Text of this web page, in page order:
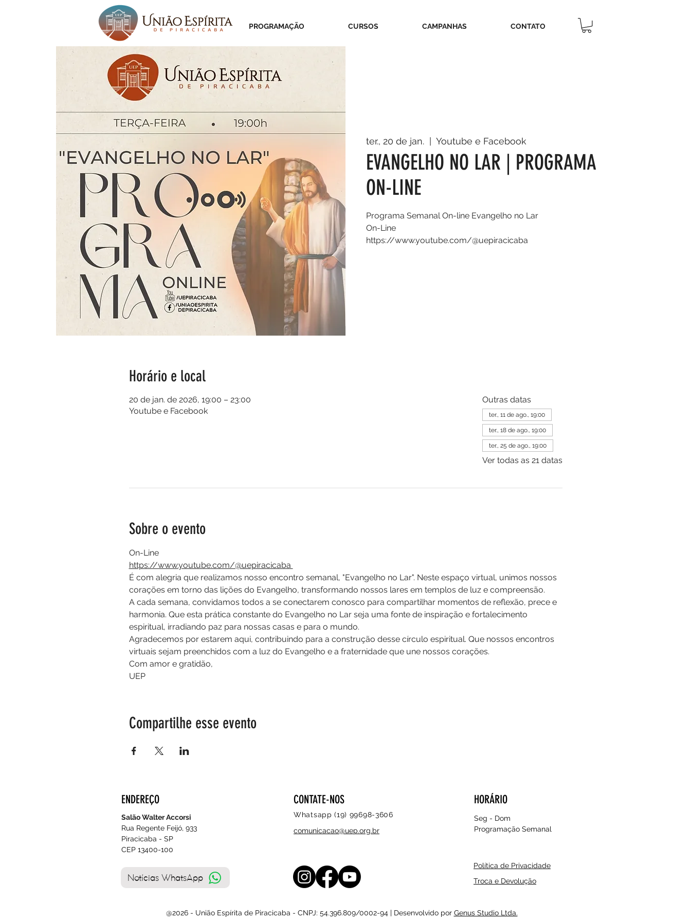
PROGRAMAÇÃO CURSOS CAMPANHAS CONTATO
ter., 20 de jan. Youtube e Facebook
EVANGELHO NO LAR | PROGRAMA
ON-LINE
Programa Semanal On-line Evangelho no Lar
On-Line
https://www.youtube.com/@uepiracicaba
Horário e local
20 de jan. de 2026, 19:00 – 23:00
Youtube e Facebook
Outras datas
ter., 11 de ago., 19:00
ter., 18 de ago., 19:00
ter., 25 de ago., 19:00
Ver todas as 21 datas
Sobre o evento
On-Line
https://www.youtube.com/@uepiracicaba
É com alegria que realizamos nosso encontro semanal, "Evangelho no Lar". Neste espaço virtual, unimos nossos
corações em torno das lições do Evangelho, transformando nossos lares em templos de luz e compreensão.
A cada semana, convidamos todos a se conectarem conosco para compartilhar momentos de reflexão, prece e
harmonia. Que esta prática constante do Evangelho no Lar seja uma fonte de inspiração e fortalecimento
espiritual, irradiando paz para nossas casas e para o mundo.
Agradecemos por estarem aqui, contribuindo para a construção desse círculo espiritual. Que nossos encontros
virtuais sejam preenchidos com a luz do Evangelho e a fraternidade que une nossos corações.
Com amor e gratidão,
UEP
Compartilhe esse evento
ENDEREÇO
Salão Walter Accorsi
Rua Regente Feijó, 933
Piracicaba - SP
CEP 13400-100
Notícias WhatsApp
CONTATE-NOS
Whatsapp (19) 99698-3606
comunicacao@uep.org.br
HORÁRIO
Seg - Dom
Programação Semanal
Política de Privacidade
Troca e Devolução
@2026 - União Espírita de Piracicaba - CNPJ: 54.396.809/0002-94 | Desenvolvido por Genus Studio Ltda.